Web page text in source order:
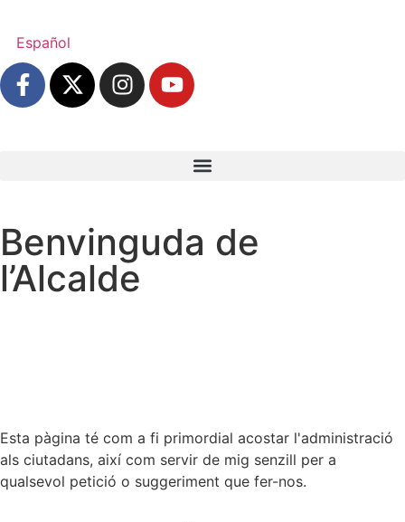
Español
Benvinguda de
l’Alcalde
Esta pàgina té com a fi primordial acostar l'administració
als ciutadans, així com servir de mig senzill per a
qualsevol petició o suggeriment que fer-nos.